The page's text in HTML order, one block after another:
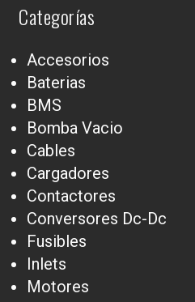
Categorías
Accesorios
Baterias
BMS
Bomba Vacio
Cables
Cargadores
Contactores
Conversores Dc-Dc
Fusibles
Inlets
Motores